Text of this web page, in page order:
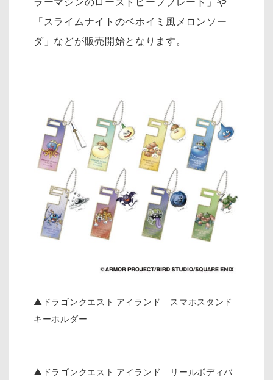
「スライムナイトのベホイミ風メロンソー
ダ」などが販売開始となります。
▲ドラゴンクエスト アイランド スマホスタンド
キーホルダー
▲ドラゴンクエスト アイランド リールボディバ